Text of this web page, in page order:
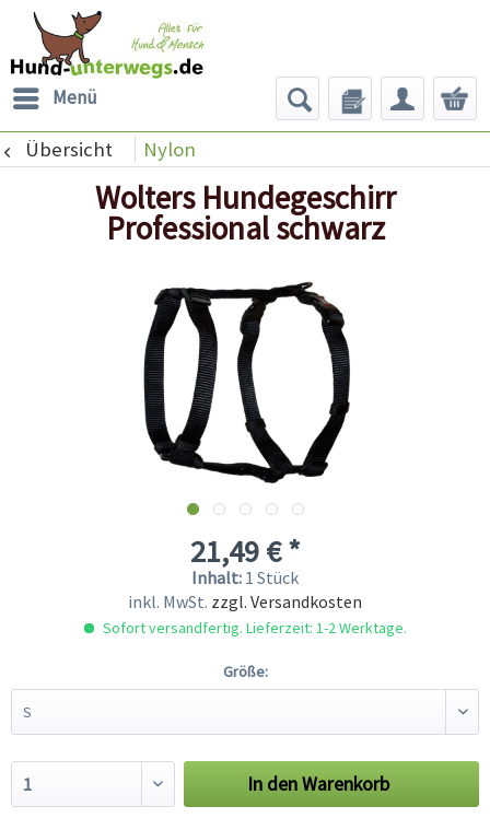
Menü
Übersicht Nylon
Wolters Hundegeschirr
Professional schwarz
21,49 € *
Inhalt: 1 Stück
inkl. MwSt. zzgl. Versandkosten
Sofort versandfertig. Lieferzeit: 1-2 Werktage.
Größe:
In denWarenkorb